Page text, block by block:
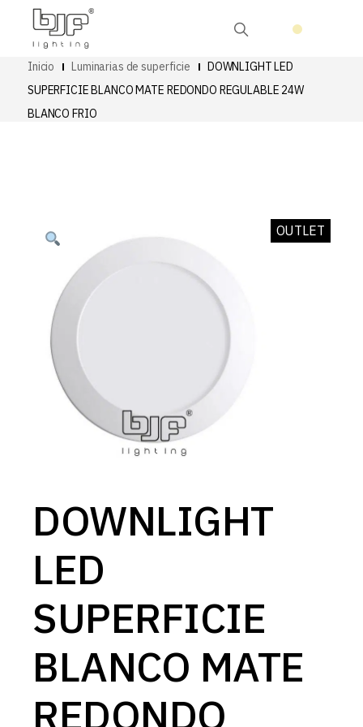
Inicio Luminarias de superficie
DOWNLIGHT LED
SUPERFICIE BLANCO MATE REDONDO REGULABLE 24W
BLANCO FRIO
OUTLET
DOWNLIGHT
LED
SUPERFICIE
BLANCO MATE
REDONDO